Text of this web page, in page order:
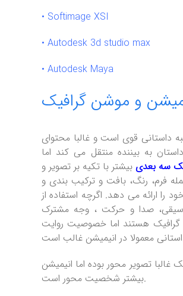
• Softimage XSI
• Autodesk 3d studio max
• Autodesk Maya
و موشن گرافیک
داستانی قوی است و غالبا محتوای
به بیننده منتقل می کند اما
سه بعدی بیشتر با تکیه بر تصویر و
فرم، رنگ، بافت و ترکیب بندی و
را ارائه می دهد. اگرچه استفاده از
صدا و حرکت ، وجه مشترک
هستند اما خصوصیت روایت
غالبا تصویر محور بوده اما انیمیشن
بیشتر شخصیت محور است.